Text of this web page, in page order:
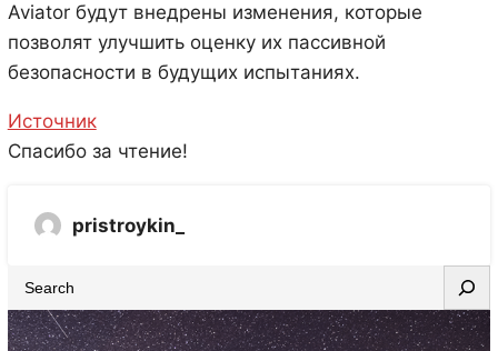
Aviator будут внедрены изменения, которые
позволят улучшить оценку их пассивной
безопасности в будущих испытаниях.
Источник
Спасибо за чтение!
pristroykin_
e
a